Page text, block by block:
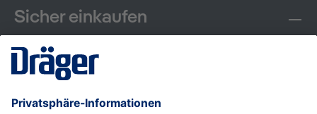
Sicher einkaufen
Communities
Zahlungsarten